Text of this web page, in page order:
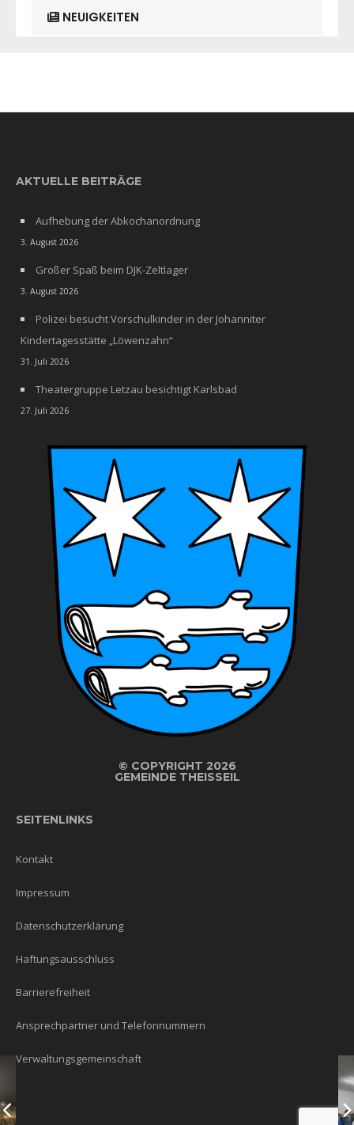
NEUIGKEITEN
AKTUELLE BEITRÄGE
Aufhebung der Abkochanordnung
3. August 2026
Großer Spaß beim DJK-Zeltlager
3. August 2026
Polizei besucht Vorschulkinder in der Johanniter
Kindertagesstätte „Löwenzahn“
31. Juli 2026
Theatergruppe Letzau besichtigt Karlsbad
27. Juli 2026
© COPYRIGHT 2026
GEMEINDE THEISSEIL
SEITENLINKS
Kontakt
Impressum
Datenschutzerklärung
Haftungsausschluss
Barrierefreiheit
Ansprechpartner und Telefonnummern
Verwaltungsgemeinschaft